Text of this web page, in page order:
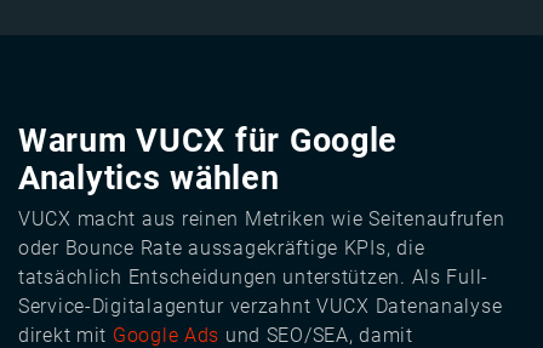
Warum VUCX für Google
Analytics wählen
VUCX macht aus reinen Metriken wie Seitenaufrufen
oder Bounce Rate aussagekräftige KPIs, die
tatsächlich Entscheidungen unterstützen. Als Full-
Service-Digitalagentur verzahnt VUCX Datenanalyse
direkt mit Google Ads und SEO/SEA, damit